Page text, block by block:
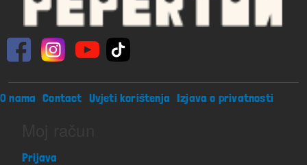
Footer menu
O nama Contact Uvjeti korištenja Izjava o privatnosti
Prijava